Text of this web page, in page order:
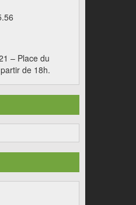
– Place du
de 18h.